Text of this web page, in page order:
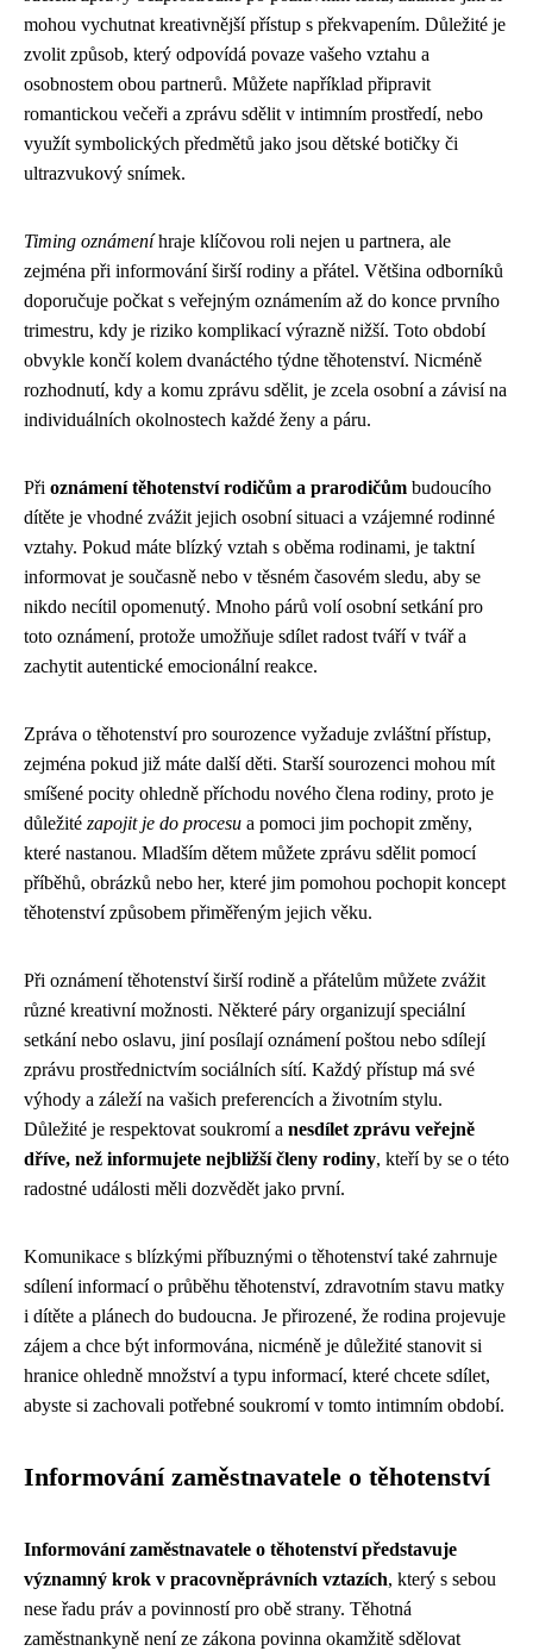
mohou vychutnat kreativnější přístup s překvapením. Důležité je
zvolit způsob, který odpovídá povaze vašeho vztahu a
osobnostem obou partnerů. Můžete například připravit
romantickou večeři a zprávu sdělit v intimním prostředí, nebo
využít symbolických předmětů jako jsou dětské botičky či
ultrazvukový snímek.
Timing oznámeníhraje klíčovou roli nejen u partnera, ale
zejména při informování širší rodiny a přátel. Většina odborníků
doporučuje počkat s veřejným oznámením až do konce prvního
trimestru, kdy je riziko komplikací výrazně nižší. Toto období
obvykle končí kolem dvanáctého týdne těhotenství. Nicméně
rozhodnutí, kdy a komu zprávu sdělit, je zcela osobní a závisí na
individuálních okolnostech každé ženy a páru.
Při oznámení těhotenství rodičům a prarodičům budoucího
dítěte je vhodné zvážit jejich osobní situaci a vzájemné rodinné
vztahy. Pokud máte blízký vztah s oběma rodinami, je taktní
informovat je současně nebo v těsném časovém sledu, aby se
nikdo necítil opomenutý. Mnoho párů volí osobní setkání pro
toto oznámení, protože umožňuje sdílet radost tváří v tvář a
zachytit autentické emocionální reakce.
Zpráva o těhotenství pro sourozence vyžaduje zvláštní přístup,
zejména pokud již máte další děti. Starší sourozenci mohou mít
smíšené pocity ohledně příchodu nového člena rodiny, proto je
důležité zapojit je do procesu a pomoci jim pochopit změny,
které nastanou. Mladším dětem můžete zprávu sdělit pomocí
příběhů, obrázků nebo her, které jim pomohou pochopit koncept
těhotenství způsobem přiměřeným jejich věku.
Při oznámení těhotenství širší rodině a přátelům můžete zvážit
různé kreativní možnosti. Některé páry organizují speciální
setkání nebo oslavu, jiní posílají oznámení poštou nebo sdílejí
zprávu prostřednictvím sociálních sítí. Každý přístup má své
výhody a záleží na vašich preferencích a životním stylu.
Důležité je respektovat soukromí a nesdílet zprávu veřejně
dříve, než informujete nejbližší členy rodiny, kteří by se o této
radostné události měli dozvědět jako první.
Komunikace s blízkými příbuznými o těhotenství také zahrnuje
sdílení informací o průběhu těhotenství, zdravotním stavu matky
i dítěte a plánech do budoucna. Je přirozené, že rodina projevuje
zájem a chce být informována, nicméně je důležité stanovit si
hranice ohledně množství a typu informací, které chcete sdílet,
abyste si zachovali potřebné soukromí v tomto intimním období.
Informování zaměstnavatele o těhotenství
Informování zaměstnavatele o těhotenství představuje
významný krok v pracovněprávních vztazích, který s sebou
nese řadu práv a povinností pro obě strany. Těhotná
zaměstnankyně není ze zákona povinna okamžitě sdělovat